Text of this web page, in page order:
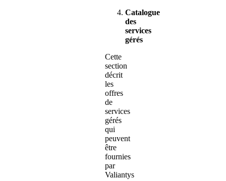
Catalogue
des
services
gérés
Cette
section
décrit
les
offres
de
services
gérés
qui
peuvent
être
fournies
par
Valiantys